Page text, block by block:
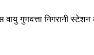
वायु गुणवत्ता निगरानी